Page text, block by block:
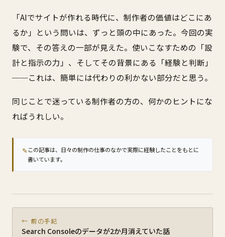
「AIでサイトが作れる時代に、制作者の価値はどこにあ
るか」という問いは、ずっと頭の中にあった。今回の実
験で、その答えの一部が見えた。使いこなすための「設
計と指示の力」、そしてその背景にある「経験と判断」
──これは、簡単には代わりの利かない部分だと思う。
同じことで迷っている制作者の方の、何かのヒントにな
ればうれしい。
✎この記事は、日々の制作の仕事のなかで実際に経験したことをもとに
書いています。
← 前の手記
Search Consoleのデータが2か月消えていた話